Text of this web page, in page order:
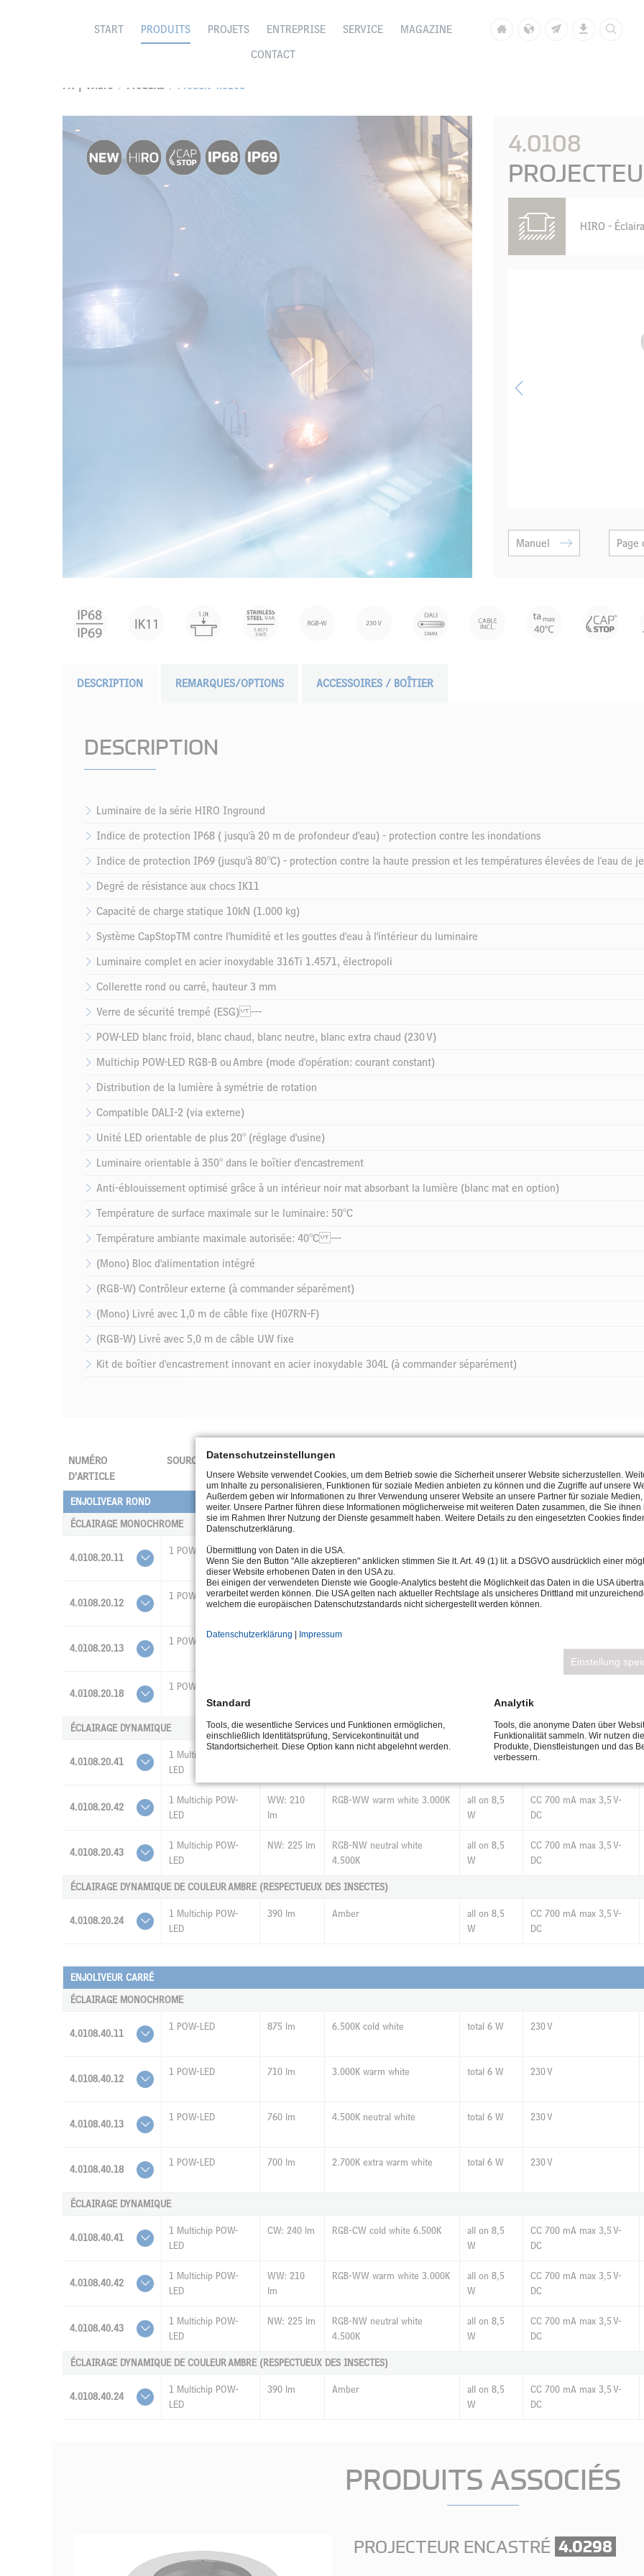
START PRODUITS PROJETS ENTREPRISE SERVICE
MAGAZINE
CONTACT
FR | Wibre Produits Produit 4.0108
4.0108
HIRO -
Manuel
DESCRIPTION REMARQUES/OPTIONS ACCESSOIRES / BOÎTIER
DESCRIPTION
Luminaire de la série HIRO Inground
Indice de protection IP68 ( jusqu'à 20 m de profondeur d'eau) - protection contre les inondations
Indice de protection IP69 (jusqu'à 80°C) - protection contre la haute pression et les températures élevées de l'eau de
Degré de résistance aux chocs IK11
Capacité de charge statique 10kN (1.000 kg)
Système CapStopTM contre l'humidité et les gouttes d'eau à l'intérieur du luminaire
Luminaire complet en acier inoxydable 316Ti 1.4571, électropoli
Collerette rond ou carré, hauteur 3 mm
Verre de sécurité trempé (ESG) ---
POW-LED blanc froid, blanc chaud, blanc neutre, blanc extra chaud (230 V)
Multichip POW-LED RGB-B ou Ambre (mode d'opération: courant constant)
Distribution de la lumière à symétrie de rotation
Compatible DALI-2 (via externe)
Unité LED orientable de plus 20° (réglage d'usine)
Luminaire orientable à 350° dans le boîtier d'encastrement
Anti-éblouissement optimisé grâce à un intérieur noir mat absorbant la lumière (blanc mat en option)
Température de surface maximale sur le luminaire: 50°C
Température ambiante maximale autorisée: 40°C ---
(Mono) Bloc d'alimentation intégré
(RGB-W) Contrôleur externe (à commander séparément)
(Mono) Livré avec 1,0 m de câble fixe (H07RN-F)
(RGB-W) Livré avec 5,0 m de câble UW fixe
Kit de boîtier d'encastrement innovant en acier inoxydable 304L (à commander séparément)
NUMÉRO
D’ARTICLE
SOURCE LUMEN COULEUR K°
ENJOLIVEAR ROND
ÉCLAIRAGE MONOCHROME
4.0108.20.11
1 POW-LED 875 lm 6.500K cold white
4.0108.20.12
1 POW-LED 710 lm 3.000K warm white total 6 W 230 V
4.0108.20.13
1 POW-LED 760 lm 4.500K neutral white
4.0108.20.18
1 POW-LED
ÉCLAIRAGE DYNAMIQUE
4.0108.20.41
1 Multichip POW-
LED
CW: 240 lm RGB-CW cold white 6.500K
all on 8,5
CC 700 mA max 3,5 V-
4.0108.20.42
1 Multichip POW-
LED
WW: 210
lm
RGB-WW warm white 3.000K
all on 8,5
W
CC 700 mA max 3,5 V-
DC
4.0108.20.43
1 Multichip POW-
LED
NW: 225 lm
RGB-NW neutral white
4.500K
all on 8,5
W
CC 700 mA max 3,5 V-
DC
ÉCLAIRAGE DYNAMIQUE DE COULEUR AMBRE (RESPECTUEUX DES INSECTES)
4.0108.20.24
1 Multichip POW-
LED
390 lm Amber
all on 8,5
W
CC 700 mA max 3,5 V-
DC
ENJOLIVEUR CARRÉ
ÉCLAIRAGE MONOCHROME
4.0108.40.11
1 POW-LED 875 lm 6.500K cold white total 6 W 230 V
4.0108.40.12
1 POW-LED 710 lm 3.000K warm white total 6 W 230 V
4.0108.40.13
1 POW-LED 760 lm 4.500K neutral white total 6 W 230 V
4.0108.40.18
1 POW-LED 700 lm 2.700K extra warm white total 6 W 230 V
ÉCLAIRAGE DYNAMIQUE
4.0108.40.41
1 Multichip POW-
LED
CW: 240 lm RGB-CW cold white 6.500K
all on 8,5
W
CC 700 mA max 3,5 V-
DC
4.0108.40.42
1 Multichip POW-
LED
WW: 210
lm
RGB-WW warm white 3.000K
all on 8,5
W
CC 700 mA max 3,5 V-
DC
4.0108.40.43
1 Multichip POW-
LED
NW: 225 lm
RGB-NW neutral white
4.500K
all on 8,5
W
CC 700 mA max 3,5 V-
DC
ÉCLAIRAGE DYNAMIQUE DE COULEUR AMBRE (RESPECTUEUX DES INSECTES)
4.0108.40.24
1 Multichip POW-
LED
390 lm Amber
all on 8,5
W
CC 700 mA max 3,5 V-
DC
PRODUITS ASSOCIÉS
PROJECTEUR ENCASTRÉ 4.0298
Datenschutzeinstellungen
Unsere Website verwendet Cookies, um dem Betrieb sowie die Sicherheit unserer Website sicherzustellen.
um Inhalte zu personalisieren, Funktionen für soziale Medien anbieten zu können und die Zugriffe auf unsere
Außerdem geben wir Informationen zu Ihrer Verwendung unserer Website an unsere Partner für soziale
weiter. Unsere Partner führen diese Informationen möglicherweise mit weiteren Daten zusammen, die Sie
sie im Rahmen Ihrer Nutzung der Dienste gesammelt haben. Weitere Details zu den eingesetzten Cookies
Datenschutzerklärung.
Übermittlung von Daten in die USA.
Wenn Sie den Button "Alle akzeptieren" anklicken stimmen Sie lt. Art. 49 (1) lit. a DSGVO ausdrücklich einer
dieser Website erhobenen Daten in den USA zu.
Bei einigen der verwendeten Dienste wie Google-Analytics besteht die Möglichkeit das Daten in die USA
verarbeitet werden können. Die USA gelten nach aktueller Rechtslage als unsicheres Drittland mit
welchem die europäischen Datenschutzstandards nicht sichergestellt werden können.
Datenschutzerklärung Impressum
Einstellung
Standard
Tools, die wesentliche Services und Funktionen ermöglichen,
einschließlich Identitätsprüfung, Servicekontinuität und
Standortsicherheit. Diese Option kann nicht abgelehnt werden.
Analytik
Tools, die anonyme Daten über
Funktionalität sammeln. Wir nutzen
Produkte, Dienstleistungen und das
verbessern.